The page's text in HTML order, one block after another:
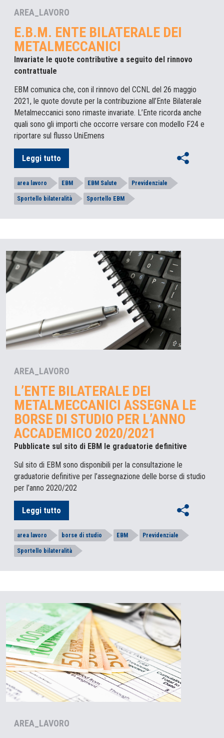
AREA_LAVORO
E.B.M. ENTE BILATERALE DEI
METALMECCANICI
Invariate le quote contributive a seguito del rinnovo
contrattuale
EBM comunica che, con il rinnovo del CCNL del 26 maggio
2021, le quote dovute per la contribuzione all’Ente Bilaterale
Metalmeccanici sono rimaste invariate. L’Ente ricorda anche
quali sono gli importi che occorre versare con modello F24 e
riportare sul flusso UniEmens
Leggi tutto
area lavoro EBM EBM Salute Previdenziale
Sportello bilateralità Sportello EBM
AREA_LAVORO
L’ENTE BILATERALE DEI
METALMECCANICI ASSEGNA LE
BORSE DI STUDIO PER L’ANNO
ACCADEMICO 2020/2021
Pubblicate sul sito di EBM le graduatorie definitive
Sul sito di EBM sono disponibili per la consultazione le
graduatorie definitive per l’assegnazione delle borse di studio
per l’anno 2020/202
Leggi tutto
area lavoro borse di studio EBM Previdenziale
Sportello bilateralità
AREA_LAVORO